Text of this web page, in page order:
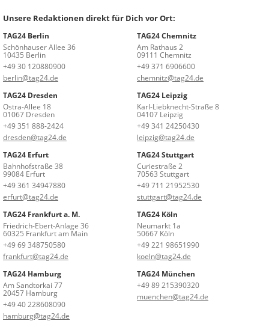
Unsere Redaktionen direkt für Dich vor Ort:
TAG24 Berlin
Schönhauser Allee 36
10435 Berlin
+49 30 120880900
berlin@tag24.de
TAG24 Chemnitz
Am Rathaus 2
09111 Chemnitz
+49 371 6906600
chemnitz@tag24.de
TAG24 Dresden
Ostra-Allee 18
01067 Dresden
+49 351 888-2424
dresden@tag24.de
TAG24 Leipzig
Karl-Liebknecht-Straße 8
04107 Leipzig
+49 341 24250430
leipzig@tag24.de
TAG24 Erfurt
Bahnhofstraße 38
99084 Erfurt
+49 361 34947880
erfurt@tag24.de
TAG24 Stuttgart
Curiestraße 2
70563 Stuttgart
+49 711 21952530
stuttgart@tag24.de
TAG24 Frankfurt a. M.
Friedrich-Ebert-Anlage 36
60325 Frankfurt am Main
+49 69 348750580
frankfurt@tag24.de
TAG24 Köln
Neumarkt 1a
50667 Köln
+49 221 98651990
koeln@tag24.de
TAG24 Hamburg
Am Sandtorkai 77
20457 Hamburg
+49 40 228608090
hamburg@tag24.de
TAG24 München
+49 89 215390320
muenchen@tag24.de